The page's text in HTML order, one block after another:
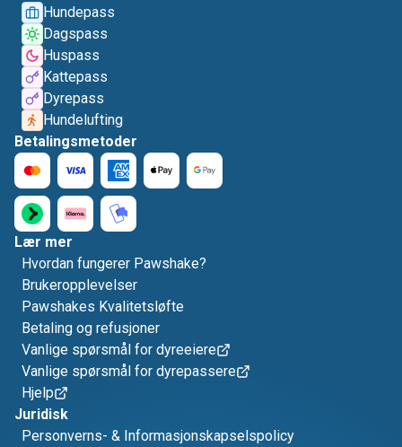
Hundepass
Dagspass
Huspass
Kattepass
Dyrepass
Hundelufting
Betalingsmetoder
Lær mer
Hvordan fungerer Pawshake?
Brukeropplevelser
Pawshakes Kvalitetsløfte
Betaling og refusjoner
Vanlige spørsmål for dyreeiere
Vanlige spørsmål for dyrepassere
Hjelp
Juridisk
Personverns- & Informasjonskapselspolicy